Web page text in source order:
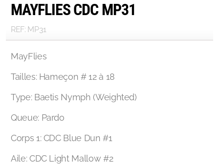
MAYFLIES CDC MP31
REF: MP31
MayFlies
Tailles: Hameçon # 12 à 18
Type: Baetis Nymph (Weighted)
Queue: Pardo
Corps 1: CDC Blue Dun #1
Aile: CDC Light Mallow #2